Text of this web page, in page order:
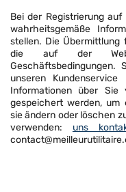
Bei der Registrierung
wahrheitsgemäße
stellen. Die
die auf der
Geschäftsbedingungen.
unseren
Informationen über Sie
gespeichert werden, um
sie ändern oder löschen
verwenden: uns